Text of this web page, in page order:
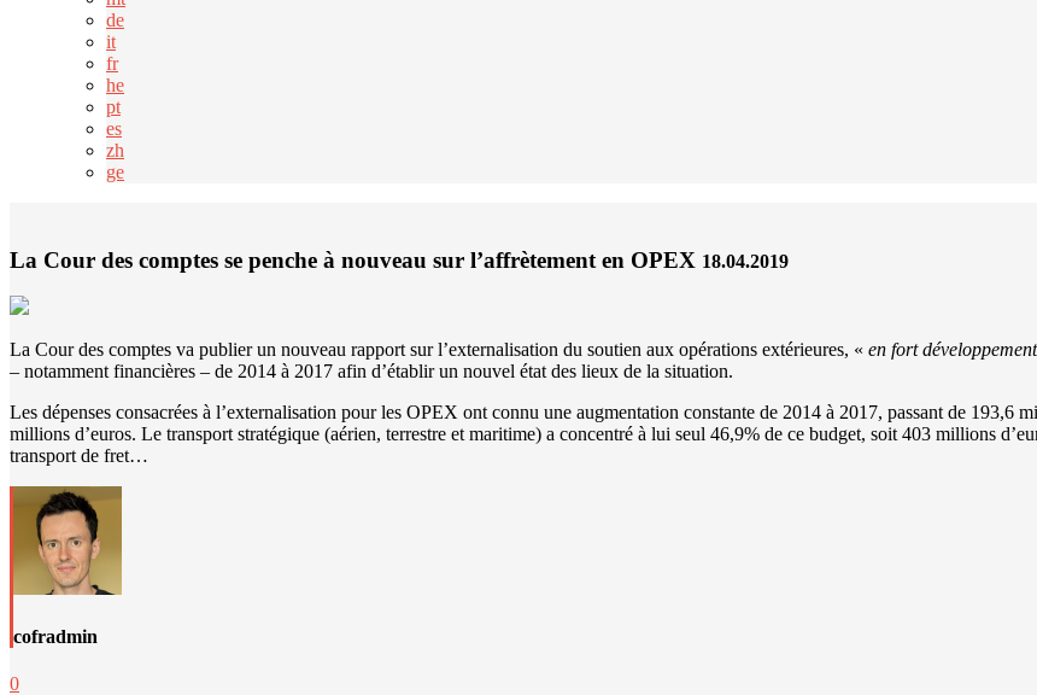
de
it
fr
he
pt
es
zh
ge
La Cour des comptes se penche à nouveau sur l’affrètement en OPEX 18.04.2019
La Cour des comptes va publier un nouveau rapport sur l’externalisation du soutien aux opérations extérieures, « en fort
– notamment financières – de 2014 à 2017 afin d’établir un nouvel état des lieux de la situation.
Les dépenses consacrées à l’externalisation pour les OPEX ont connu une augmentation constante de 2014 à 2017, passant de 193,6
millions d’euros. Le transport stratégique (aérien, terrestre et maritime) a concentré à lui seul 46,9% de ce budget, soit 403 millions
transport de fret…
cofradmin
0